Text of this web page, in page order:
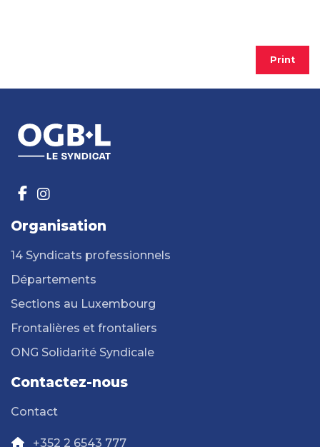
Print
Organisation
14 Syndicats professionnels
Départements
Sections au Luxembourg
Frontalières et frontaliers
ONG Solidarité Syndicale
Contactez-nous
Contact
+352 2 6543 777